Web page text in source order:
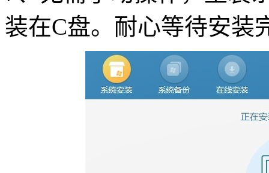
装在C盘。耐心等待安装